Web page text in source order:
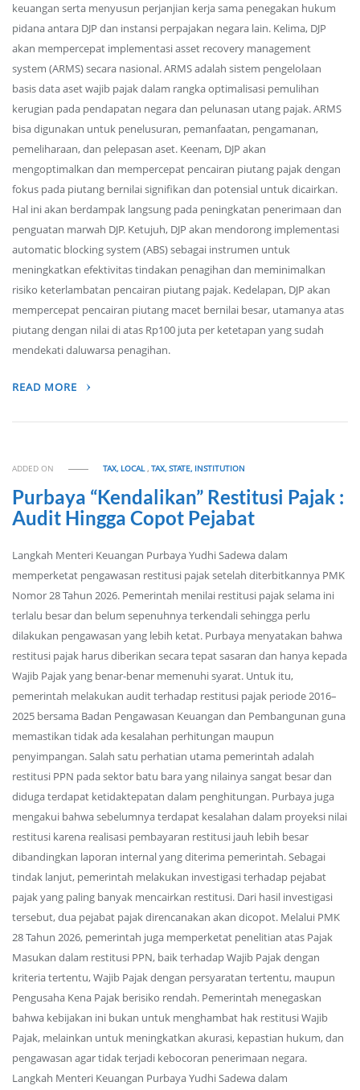
keuangan serta menyusun perjanjian kerja sama penegakan hukum
pidana antara DJP dan instansi perpajakan negara lain. Kelima, DJP
akan mempercepat implementasi asset recovery management
system (ARMS) secara nasional. ARMS adalah sistem pengelolaan
basis data aset wajib pajak dalam rangka optimalisasi pemulihan
kerugian pada pendapatan negara dan pelunasan utang pajak. ARMS
bisa digunakan untuk penelusuran, pemanfaatan, pengamanan,
pemeliharaan, dan pelepasan aset. Keenam, DJP akan
mengoptimalkan dan mempercepat pencairan piutang pajak dengan
fokus pada piutang bernilai signifikan dan potensial untuk dicairkan.
Hal ini akan berdampak langsung pada peningkatan penerimaan dan
penguatan marwah DJP. Ketujuh, DJP akan mendorong implementasi
automatic blocking system (ABS) sebagai instrumen untuk
meningkatkan efektivitas tindakan penagihan dan meminimalkan
risiko keterlambatan pencairan piutang pajak. Kedelapan, DJP akan
mempercepat pencairan piutang macet bernilai besar, utamanya atas
piutang dengan nilai di atas Rp100 juta per ketetapan yang sudah
mendekati daluwarsa penagihan.
READ MORE
ADDED ON TAX, LOCAL,TAX, STATE, INSTITUTION
Purbaya “Kendalikan” Restitusi Pajak :
Audit Hingga Copot Pejabat
Langkah Menteri Keuangan Purbaya Yudhi Sadewa dalam
memperketat pengawasan restitusi pajak setelah diterbitkannya PMK
Nomor 28 Tahun 2026. Pemerintah menilai restitusi pajak selama ini
terlalu besar dan belum sepenuhnya terkendali sehingga perlu
dilakukan pengawasan yang lebih ketat. Purbaya menyatakan bahwa
restitusi pajak harus diberikan secara tepat sasaran dan hanya kepada
Wajib Pajak yang benar-benar memenuhi syarat. Untuk itu,
pemerintah melakukan audit terhadap restitusi pajak periode 2016–
2025 bersama Badan Pengawasan Keuangan dan Pembangunan guna
memastikan tidak ada kesalahan perhitungan maupun
penyimpangan. Salah satu perhatian utama pemerintah adalah
restitusi PPN pada sektor batu bara yang nilainya sangat besar dan
diduga terdapat ketidaktepatan dalam penghitungan. Purbaya juga
mengakui bahwa sebelumnya terdapat kesalahan dalam proyeksi nilai
restitusi karena realisasi pembayaran restitusi jauh lebih besar
dibandingkan laporan internal yang diterima pemerintah. Sebagai
tindak lanjut, pemerintah melakukan investigasi terhadap pejabat
pajak yang paling banyak mencairkan restitusi. Dari hasil investigasi
tersebut, dua pejabat pajak direncanakan akan dicopot. Melalui PMK
28 Tahun 2026, pemerintah juga memperketat penelitian atas Pajak
Masukan dalam restitusi PPN, baik terhadap Wajib Pajak dengan
kriteria tertentu, Wajib Pajak dengan persyaratan tertentu, maupun
Pengusaha Kena Pajak berisiko rendah. Pemerintah menegaskan
bahwa kebijakan ini bukan untuk menghambat hak restitusi Wajib
Pajak, melainkan untuk meningkatkan akurasi, kepastian hukum, dan
pengawasan agar tidak terjadi kebocoran penerimaan negara.
Langkah Menteri Keuangan Purbaya Yudhi Sadewa dalam